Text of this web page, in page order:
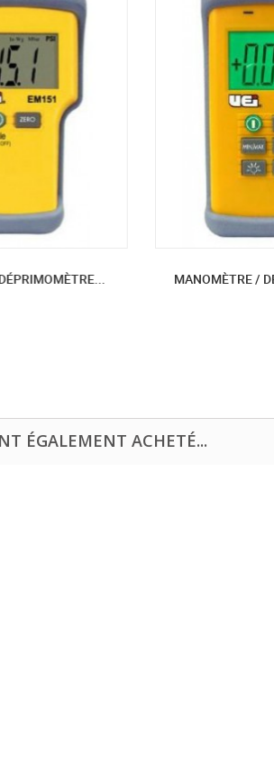
MANOMÈTRE /
ÉGALEMENT ACHETÉ...